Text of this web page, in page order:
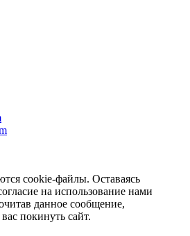
cookie-файлы. Оставаясь
на использование нами
данное сообщение,
покинуть сайт.